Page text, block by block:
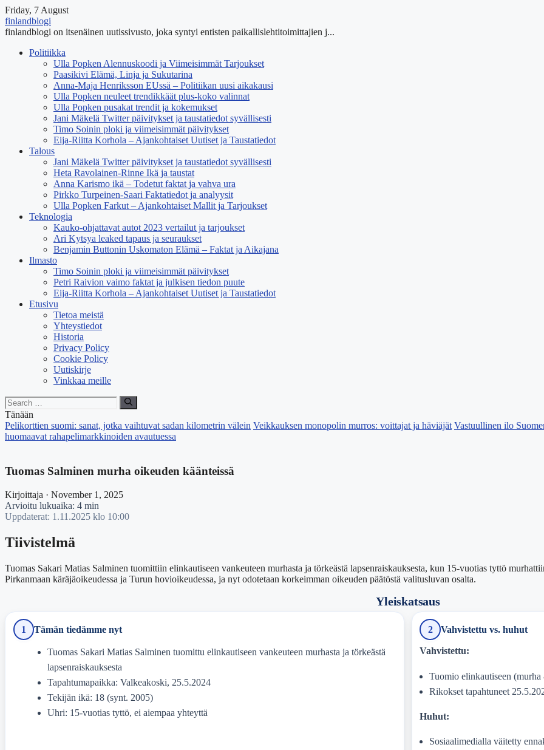
Friday, 7 August
finlandblogi
finlandblogi on itsenäinen uutissivusto, joka syntyi entisten paikallislehtitoimittajien j...
Politiikka
Ulla Popken Alennuskoodi ja Viimeisimmät Tarjoukset
Paasikivi Elämä, Linja ja Sukutarina
Anna-Maja Henriksson EUssä – Politiikan uusi aikakausi
Ulla Popken neuleet trendikkäät plus-koko valinnat
Ulla Popken pusakat trendit ja kokemukset
Jani Mäkelä Twitter päivitykset ja taustatiedot syvällisesti
Timo Soinin ploki ja viimeisimmät päivitykset
Eija-Riitta Korhola – Ajankohtaiset Uutiset ja Taustatiedot
Talous
Jani Mäkelä Twitter päivitykset ja taustatiedot syvällisesti
Heta Ravolainen-Rinne Ikä ja taustat
Anna Karismo ikä – Todetut faktat ja vahva ura
Pirkko Turpeinen-Saari Faktatiedot ja analyysit
Ulla Popken Farkut – Ajankohtaiset Mallit ja Tarjoukset
Teknologia
Kauko-ohjattavat autot 2023 vertailut ja tarjoukset
Ari Kytsya leaked tapaus ja seuraukset
Benjamin Buttonin Uskomaton Elämä – Faktat ja Aikajana
Ilmasto
Timo Soinin ploki ja viimeisimmät päivitykset
Petri Raivion vaimo faktat ja julkisen tiedon puute
Eija-Riitta Korhola – Ajankohtaiset Uutiset ja Taustatiedot
Etusivu
Tietoa meistä
Yhteystiedot
Historia
Privacy Policy
Cookie Policy
Uutiskirje
Vinkkaa meille
Search
for:
Tänään
Pelikorttien suomi: sanat, jotka vaihtuvat sadan kilometrin välein Veikkauksen monopolin murros: voittajat ja häviäjät Vastuullinen ilo
huomaavat rahapelimarkkinoiden avautuessa
Tuomas Salminen murha oikeuden käänteissä
Kirjoittaja · November 1, 2025
Arvioitu lukuaika: 4 min
Uppdaterat: 1.11.2025 klo 10:00
Tiivistelmä
Tuomas Sakari Matias Salminen tuomittiin elinkautiseen vankeuteen murhasta ja törkeästä lapsenraiskauksesta, kun 15-vuotias tyttö
Pirkanmaan käräjäoikeudessa ja Turun hovioikeudessa, ja nyt odotetaan korkeimman oikeuden päätöstä valitusluvan osalta.
Yleiskatsaus
1 Tämän tiedämme nyt
Tuomas Sakari Matias Salminen tuomittu elinkautiseen vankeuteen murhasta ja törkeästä
lapsenraiskauksesta
Tapahtumapaikka: Valkeakoski, 25.5.2024
Tekijän ikä: 18 (synt. 2005)
Uhri: 15-vuotias tyttö, ei aiempaa yhteyttä
2 Vahvistettu vs. huhut
Vahvistettu:
Tuomio elinkautiseen
Rikokset tapahtuneet
Huhut:
Sosiaalimedialla väitetty